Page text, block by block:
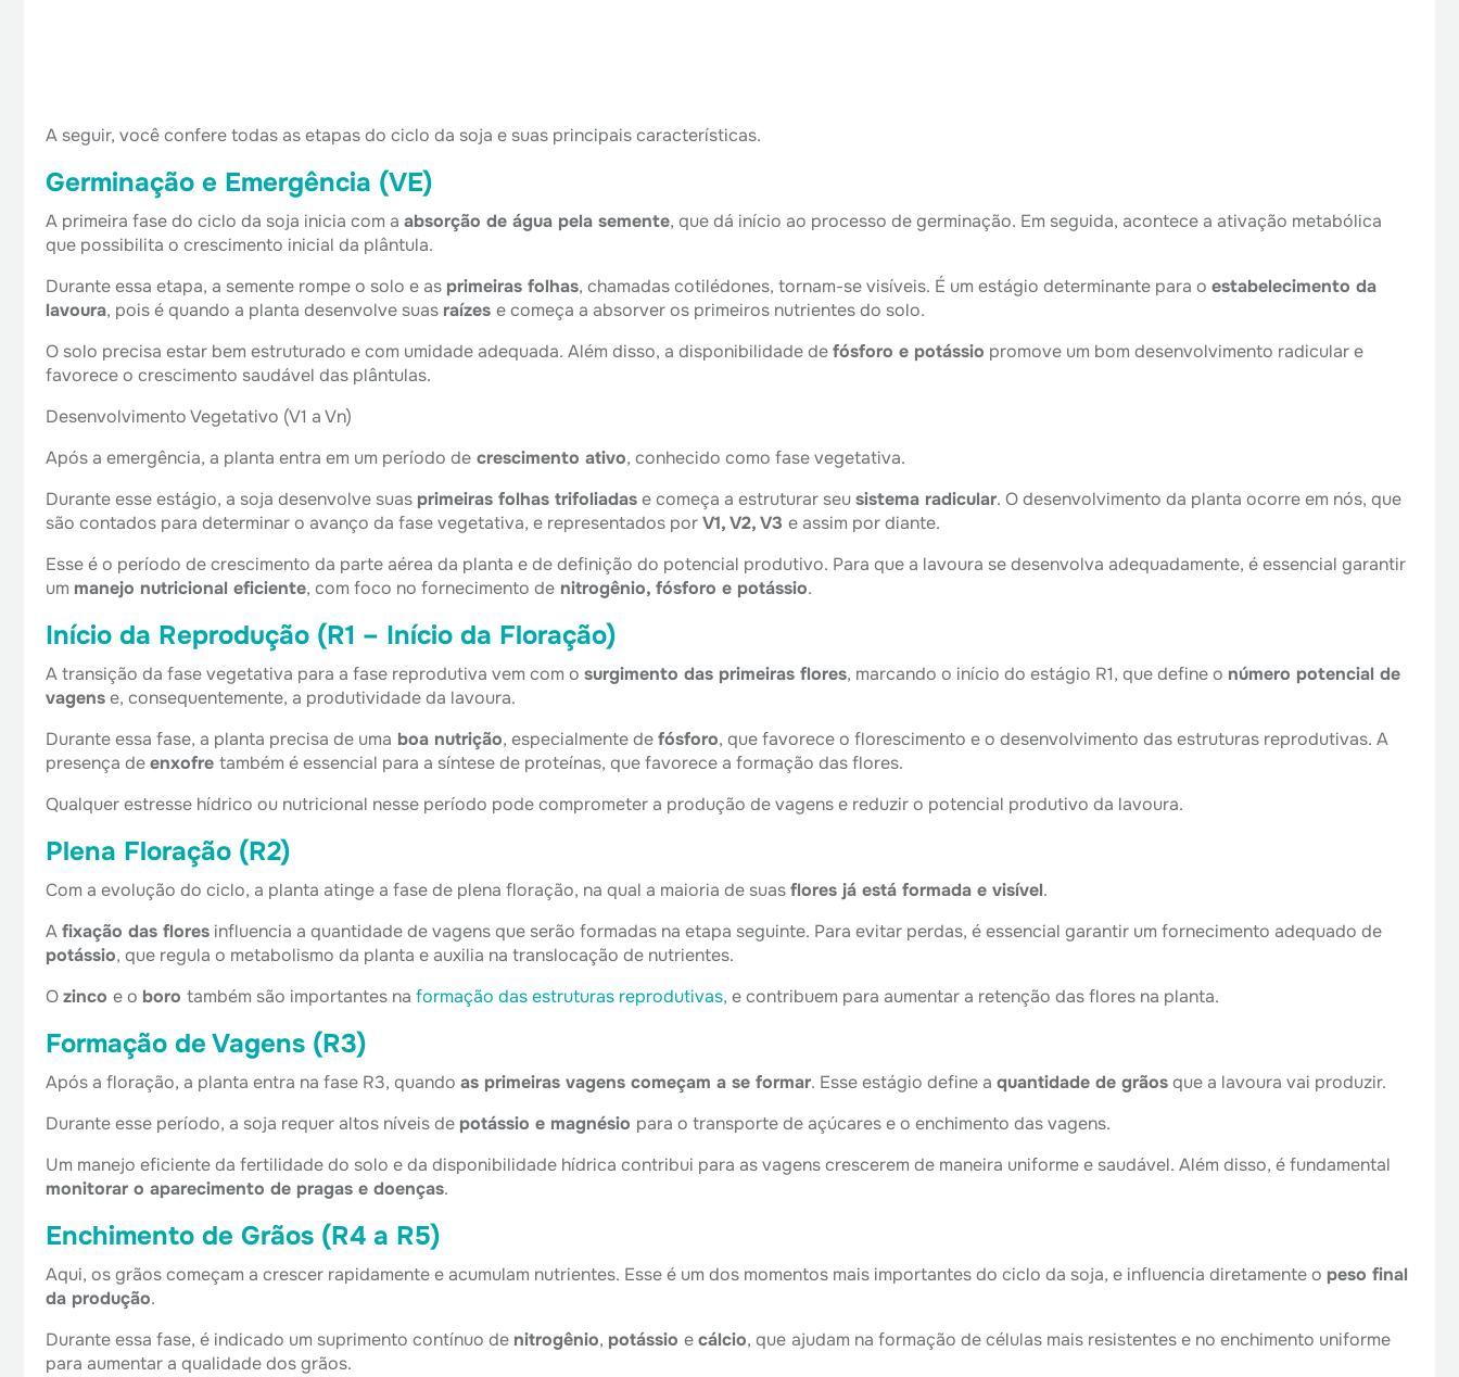
A seguir, você confere todas as etapas do ciclo da soja e suas principais características.
Germinação e Emergência (VE)
A primeira fase do ciclo da soja inicia com a absorção de água pela semente, que dá início ao processo de germinação. Em seguida, acontece a ativação metabólica
que possibilita o crescimento inicial da plântula.
Durante essa etapa, a semente rompe o solo e as primeiras folhas, chamadas cotilédones, tornam-se visíveis. É um estágio determinante para o estabelecimento da
lavoura, pois é quando a planta desenvolve suas raízes e começa a absorver os primeiros nutrientes do solo.
O solo precisa estar bem estruturado e com umidade adequada. Além disso, a disponibilidade defósforo e potássio promove um bom desenvolvimento radicular e
favorece o crescimento saudável das plântulas.
Desenvolvimento Vegetativo (V1 a Vn)
Após a emergência, a planta entra em um período de crescimento ativo, conhecido como fase vegetativa.
Durante esse estágio, a soja desenvolve suas primeiras folhas trifoliadase começa a estruturar seusistema radicular. O desenvolvimento da planta ocorre em nós, que
são contados para determinar o avanço da fase vegetativa, e representados porV1, V2, V3 e assim por diante.
Esse é o período de crescimento da parte aérea da planta e de definição do potencial produtivo. Para que a lavoura se desenvolva adequadamente, é essencial garantir
um manejo nutricional eficiente, com foco no fornecimento de nitrogênio, fósforo e potássio.
Início da Reprodução (R1 – Início da Floração)
A transição da fase vegetativa para a fase reprodutiva vem com o surgimento das primeiras flores, marcando o início do estágio R1, que define o número potencial de
vagense, consequentemente, a produtividade da lavoura.
Durante essa fase, a planta precisa de uma boa nutrição, especialmente defósforo, que favorece o florescimento e o desenvolvimento das estruturas reprodutivas. A
presença deenxofre também é essencial para a síntese de proteínas, que favorece a formação das flores.
Qualquer estresse hídrico ou nutricional nesse período pode comprometer a produção de vagens e reduzir o potencial produtivo da lavoura.
Plena Floração (R2)
Com a evolução do ciclo, a planta atinge a fase de plena floração, na qual a maioria de suasflores já está formada e visível.
Afixação das flores influencia a quantidade de vagens que serão formadas na etapa seguinte. Para evitar perdas, é essencial garantir um fornecimento adequado de
potássio, que regula o metabolismo da planta e auxilia na translocação de nutrientes.
Ozinco e o boro também são importantes na formação das estruturas reprodutivas, e contribuem para aumentar a retenção das flores na planta.
Formação de Vagens (R3)
Após a floração, a planta entra na fase R3, quando as primeiras vagens começam a se formar. Esse estágio define a quantidade de grãosque a lavoura vai produzir.
Durante esse período, a soja requer altos níveis de potássio e magnésio para o transporte de açúcares e o enchimento das vagens.
Um manejo eficiente da fertilidade do solo e da disponibilidade hídrica contribui para as vagens crescerem de maneira uniforme e saudável. Além disso, é fundamental
monitorar o aparecimento de pragas e doenças.
Enchimento de Grãos (R4 a R5)
Aqui, os grãos começam a crescer rapidamente e acumulam nutrientes. Esse é um dos momentos mais importantes do ciclo da soja, e influencia diretamente o peso final
da produção.
Durante essa fase, é indicado um suprimento contínuo de nitrogênio, potássio ecálcio, que ajudam na formação de células mais resistentes e no enchimento uniforme
para aumentar a qualidade dos grãos.